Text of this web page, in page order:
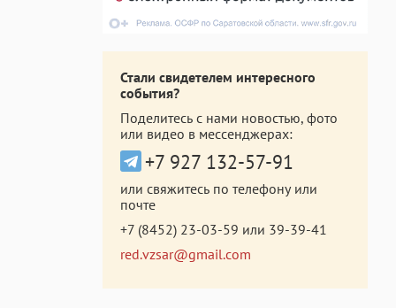
Стали свидетелем интересного
события?
Поделитесь с нами новостью, фото
или видео в мессенджерах:
+7 927 132-57-91
или свяжитесь по телефону или
почте
+7 (8452) 23-03-59 или 39-39-41
red.vzsar@gmail.com